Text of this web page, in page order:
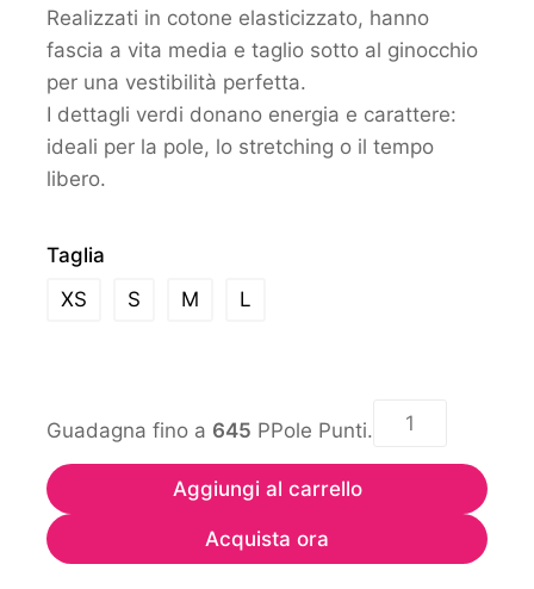
Realizzati in cotone elasticizzato, hanno
fascia a vita media e taglio sotto al ginocchio
per una vestibilità perfetta.
I dettagli verdi donano energia e carattere:
ideali per la pole, lo stretching o il tempo
libero.
Taglia
XS
S M L
Guadagna fino a 645 PPole Punti.
Aggiungi al carrello
Acquista ora